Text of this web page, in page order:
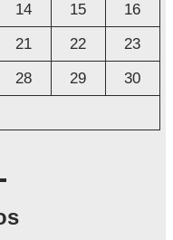
14 15
16
21 22
23
28 29
30